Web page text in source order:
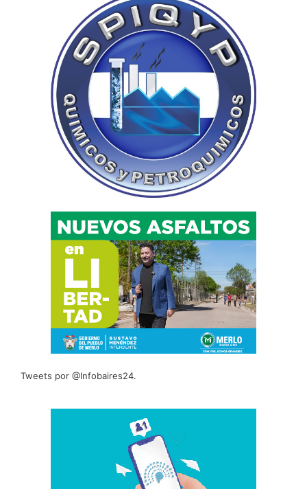
Tweets por @Infobaires24.